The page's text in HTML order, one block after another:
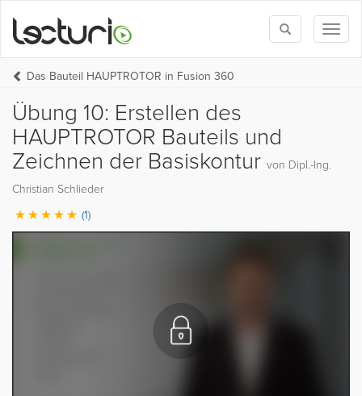
Toggle
search
Das Bauteil HAUPTROTOR in Fusion 360
Übung 10: Erstellen des
HAUPTROTOR Bauteils und
Zeichnen der Basiskontur von Dipl.-Ing.
Christian Schlieder
(1)